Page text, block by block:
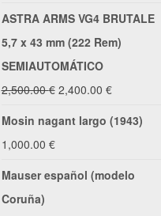
ASTRA ARMS VG4 BRUTALE
5,7 x 43 mm (222 Rem)
SEMIAUTOMÁTICO
2,500.00€ El
precio
2,500.00 €.
2,400.00 €El
precio
2,400.00 €.
Mosin nagant largo (1943)
1,000.00 €
Mauser español (modelo
Coruña)